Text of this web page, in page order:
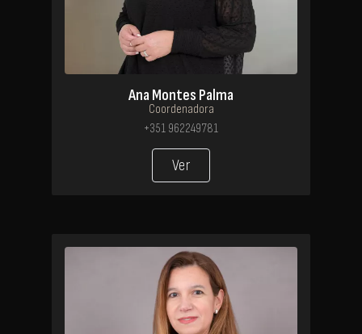
Ana Montes Palma
Coordenadora
+351 962249781
Ver